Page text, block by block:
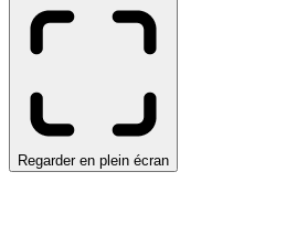
Regarder en plein écran